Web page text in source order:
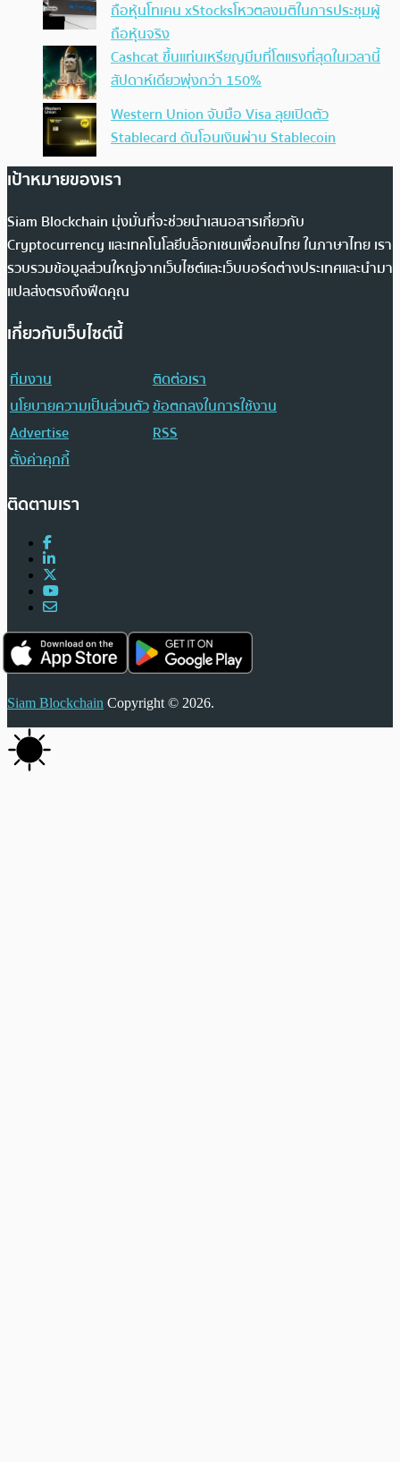
ถือหุ้นโทเคน xStocksโหวตลงมติในการประชุมผู้
ถือหุ้นจริง
Cashcat ขึ้นแท่นเหรียญมีมที่โตแรงที่สุดในเวลานี้
สัปดาห์เดียวพุ่งกว่า 150%
Western Union จับมือ Visa ลุยเปิดตัว
Stablecard ดันโอนเงินผ่าน Stablecoin
เป้าหมายของเรา
Siam Blockchain มุ่งมั่นที่จะช่วยนำเสนอสารเกี่ยวกับ
Cryptocurrency และเทคโนโลยีบล็อกเชนเพื่อคนไทย ในภาษาไทย เรา
รวบรวมข้อมูลส่วนใหญ่จากเว็บไซต์และเว็บบอร์ดต่างประเทศและนำมา
แปลส่งตรงถึงฟีดคุณ
เกี่ยวกับเว็บไซต์นี้
ทีมงาน
ติดต่อเรา
นโยบายความเป็นส่วนตัวข้อตกลงในการใช้งาน
Advertise
RSS
ตั้งค่าคุกกี้
ติดตามเรา
Siam Blockchain Copyright © 2026.